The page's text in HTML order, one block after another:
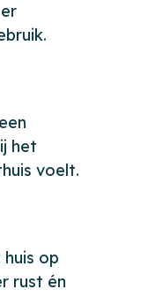
het
voelt.
op
rust én